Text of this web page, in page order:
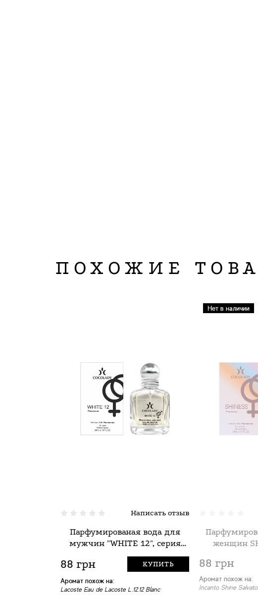
ПОХОЖИЕ
Написать отзыв
Парфумированая вода для
мужчин "WHITE 12", серия
"Феромон", ТМ Cocolady 30 мл
88 грн КУПИТЬ
Аромат похож на:
Lacoste Eau de Lacoste L.12.12 Blanc
Нет в наличии
женщин
88 грн
Аромат похож на:
Incanto Shine